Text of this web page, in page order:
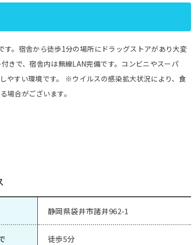
す。宿舎から徒歩1分の場所にドラッグストアがあり大変
きで、宿舎内は無線LAN完備です。コンビニやスーパ
やすい環境です。 ※ウイルスの感染拡大状況により、食
場合がございます。
静岡県袋井市諸井962-1
徒歩5分